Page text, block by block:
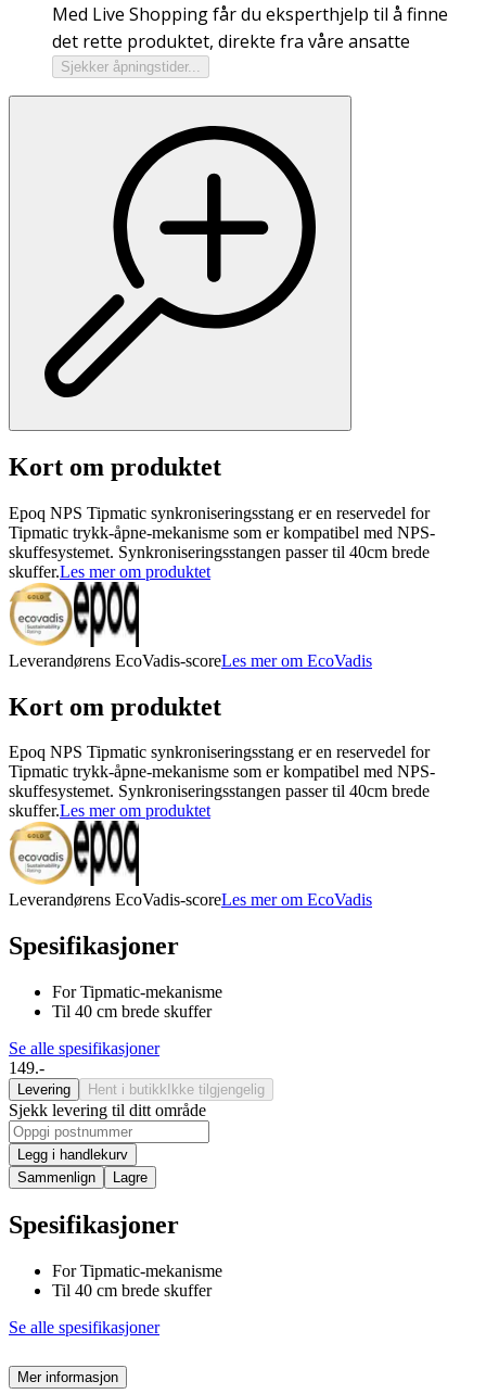
Med Live Shopping får du eksperthjelp til å finne
det rette produktet, direkte fra våre ansatte
Sjekker åpningstider...
Kort om produktet
Epoq NPS Tipmatic synkroniseringsstang er en reservedel for
Tipmatic trykk-åpne-mekanisme som er kompatibel med NPS-
skuffesystemet. Synkroniseringsstangen passer til 40cm brede
skuffer.Les mer om produktet
Leverandørens EcoVadis-scoreLes mer om EcoVadis
Kort om produktet
Epoq NPS Tipmatic synkroniseringsstang er en reservedel for
Tipmatic trykk-åpne-mekanisme som er kompatibel med NPS-
skuffesystemet. Synkroniseringsstangen passer til 40cm brede
skuffer.Les mer om produktet
Leverandørens EcoVadis-scoreLes mer om EcoVadis
Spesifikasjoner
For Tipmatic-mekanisme
Til 40 cm brede skuffer
Se alle spesifikasjoner
149.-
Levering Hent i butikk Ikke tilgjengelig
Sjekk levering til ditt område
Legg i handlekurv
Sammenlign
Lagre
Spesifikasjoner
For Tipmatic-mekanisme
Til 40 cm brede skuffer
Se alle spesifikasjoner
Mer informasjon